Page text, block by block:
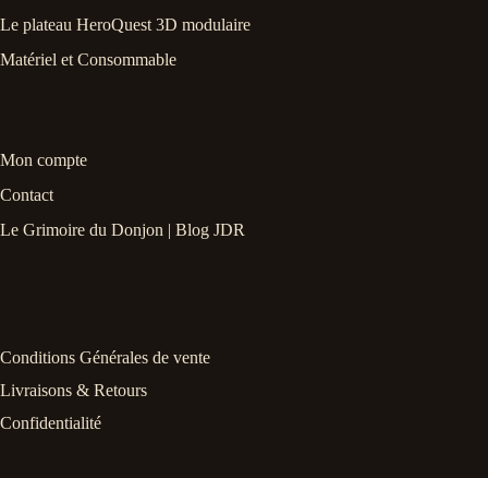
Le plateau HeroQuest 3D modulaire
Matériel et Consommable
Mon compte
Contact
Le Grimoire du Donjon | Blog JDR
Conditions Générales de vente
Livraisons & Retours
Confidentialité